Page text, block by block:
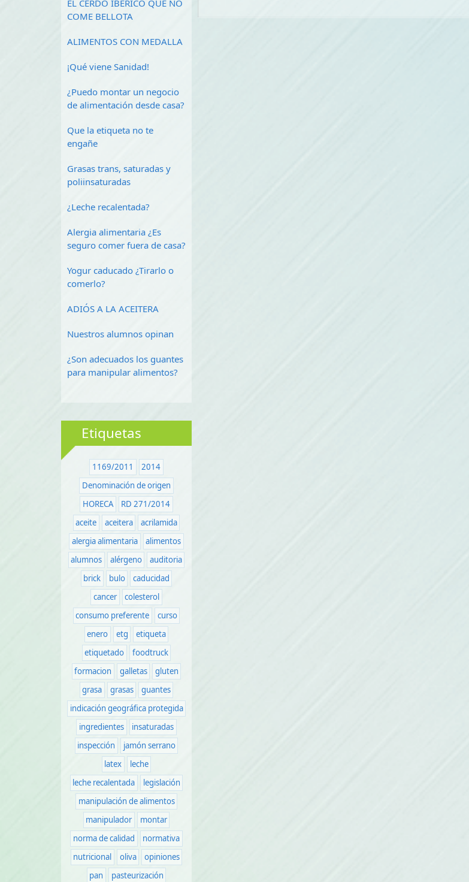
EL CERDO IBÉRICO QUE NO
COME BELLOTA
ALIMENTOS CON MEDALLA
¡Qué viene Sanidad!
¿Puedo montar un negocio
de alimentación desde casa?
Que la etiqueta no te
engañe
Grasas trans, saturadas y
poliinsaturadas
¿Leche recalentada?
Alergia alimentaria ¿Es
seguro comer fuera de casa?
Yogur caducado ¿Tirarlo o
comerlo?
ADIÓS A LA ACEITERA
Nuestros alumnos opinan
¿Son adecuados los guantes
para manipular alimentos?
Etiquetas
1169/2011
2014
Denominación de origen
HORECA
RD 271/2014
aceite
aceitera
acrilamida
alergia alimentaria
alimentos
alumnos
alérgeno
auditoria
brick
bulo
caducidad
cancer
colesterol
consumo preferente
curso
enero
etg
etiqueta
etiquetado
foodtruck
formacion
galletas
gluten
grasa
grasas
guantes
indicación geográfica protegida
ingredientes
insaturadas
inspección
jamón serrano
latex
leche
leche recalentada
legislación
manipulación de alimentos
manipulador
montar
norma de calidad
normativa
nutricional
oliva
opiniones
pan
pasteurización